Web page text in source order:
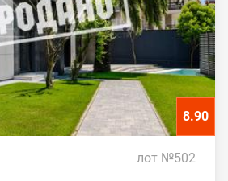
8.90
лот №502